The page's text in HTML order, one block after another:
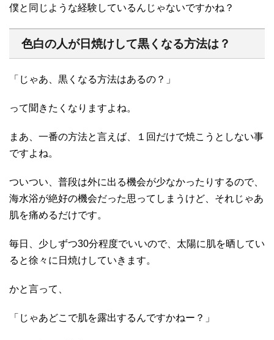
僕と同じような経験しているんじゃないですかね？
色白の人が日焼けして黒くなる方法は？
「じゃあ、黒くなる方法はあるの？」
って聞きたくなりますよね。
まあ、一番の方法と言えば、１回だけで焼こうとしない事
ですよね。
ついつい、普段は外に出る機会が少なかったりするので、
海水浴が絶好の機会だった思ってしまうけど、それじゃあ
肌を痛めるだけです。
毎日、少しずつ30分程度でいいので、太陽に肌を晒してい
ると徐々に日焼けしていきます。
かと言って、
「じゃあどこで肌を露出するんですかねー？」